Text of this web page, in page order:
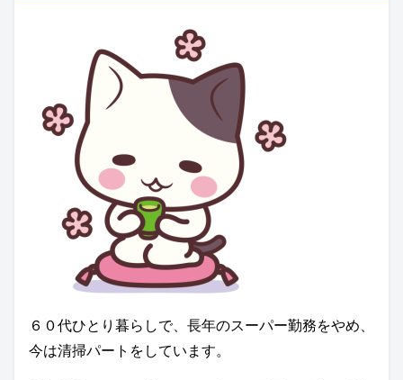
６０代ひとり暮らしで、長年のスーパー勤務をやめ、
今は清掃パートをしています。